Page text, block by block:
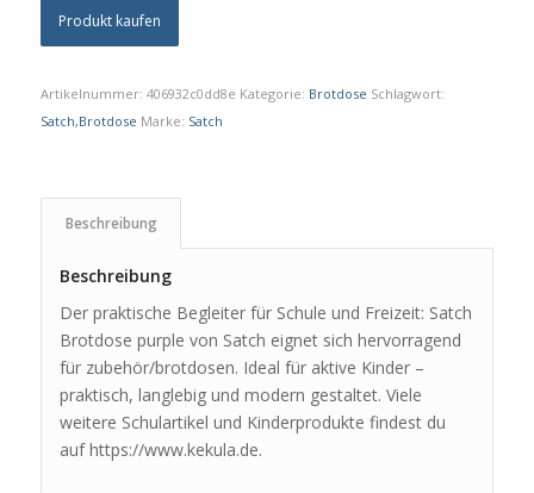
Produkt kaufen
Artikelnummer: 406932c0dd8e Kategorie: Brotdose Schlagwort:
Satch,Brotdose Marke: Satch
Beschreibung
Beschreibung
Der praktische Begleiter für Schule und Freizeit: Satch
Brotdose purple von Satch eignet sich hervorragend
für zubehör/brotdosen. Ideal für aktive Kinder –
praktisch, langlebig und modern gestaltet. Viele
weitere Schulartikel und Kinderprodukte findest du
auf https://www.kekula.de.